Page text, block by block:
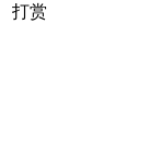
打赏